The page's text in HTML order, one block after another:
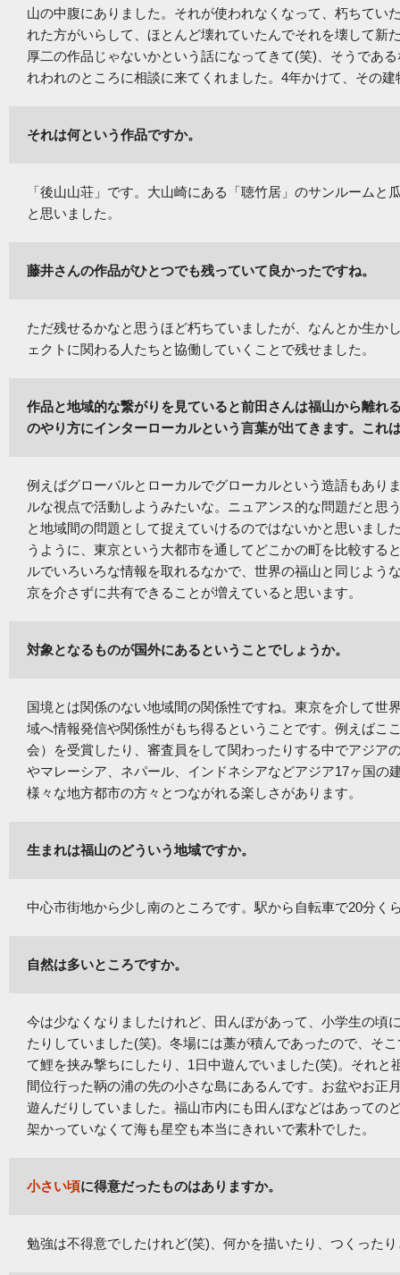
山の中腹にありました。それが使われなくなって、朽ちてい
れた方がいらして、ほとんど壊れていたんでそれを壊して新
厚二の作品じゃないかという話になってきて(笑)、そうであ
れわれのところに相談に来てくれました。4年かけて、その
それは何という作品ですか。
「後山山荘」です。大山崎にある「聴竹居」のサンルームと
と思いました。
藤井さんの作品がひとつでも残っていて良かったですね。
ただ残せるかなと思うほど朽ちていましたが、なんとか生か
ェクトに関わる人たちと協働していくことで残せました。
作品と地域的な繋がりを見ていると前田さんは福山から離れ
のやり方にインターローカルという言葉が出てきます。これ
例えばグローバルとローカルでグローカルという造語もあり
ルな視点で活動しようみたいな。ニュアンス的な問題だと思
と地域間の問題として捉えていけるのではないかと思いまし
うように、東京という大都市を通してどこかの町を比較する
ルでいろいろな情報を取れるなかで、世界の福山と同じよう
京を介さずに共有できることが増えていると思います。
対象となるものが国外にあるということでしょうか。
国境とは関係のない地域間の関係性ですね。東京を介して世
域へ情報発信や関係性がもち得るということです。例えばこ
会）を受賞したり、審査員をして関わったりする中でアジア
やマレーシア、ネパール、インドネシアなどアジア17ヶ国の
様々な地方都市の方々とつながれる楽しさがあります。
生まれは福山のどういう地域ですか。
中心市街地から少し南のところです。駅から自転車で20分く
自然は多いところですか。
今は少なくなりましたけれど、田んぼがあって、小学生の頃
たりしていました(笑)。冬場には藁が積んであったので、そ
て鯉を挟み撃ちにしたり、1日中遊んでいました(笑)。それと
間位行った鞆の浦の先の小さな島にあるんです。お盆やお正
遊んだりしていました。福山市内にも田んぼなどはあっての
架かっていなくて海も星空も本当にきれいで素朴でした。
小さい頃に得意だったものはありますか。
勉強は不得意でしたけれど(笑)、何かを描いたり、つくった